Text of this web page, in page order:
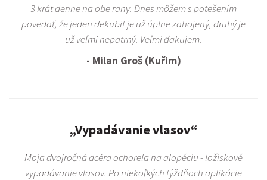
3 krát denne na obe rany. Dnes môžem s potešením
povedať, že jeden dekubit je už úplne zahojený, druhý je
už veľmi nepatrný. Veľmi ďakujem.
- Milan Groš (Kuřim)
„Vypadávanie vlasov“
Moja dvojročná dcéra ochorela na alopéciu - ložiskové
vypadávanie vlasov. Po niekoľkých týždňoch aplikácie